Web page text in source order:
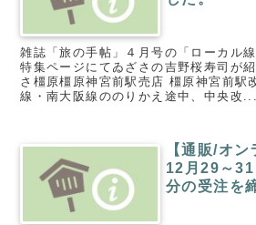
雑誌「旅の手帖」４月号の「ローカル
特集ページにてゐざさの吉野桜寿司が
さ橿原橿原神宮前駅売店 橿原神宮前駅
線・南大阪線ののりかえ途中、中央改...
【通販/オン
12月29～
分の受注を